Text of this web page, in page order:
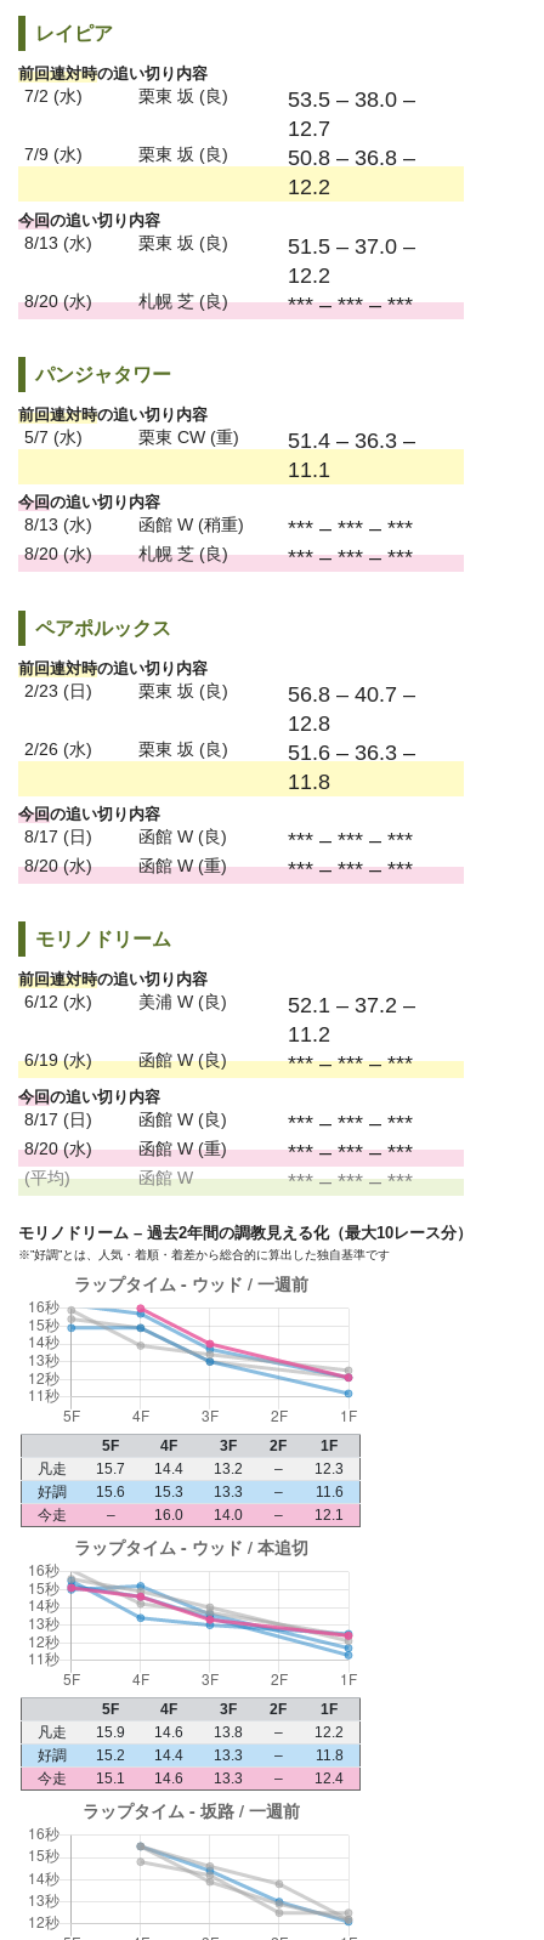
レイピア
前回連対時の追い切り内容
7/2 (水) 栗東 坂 (良)
53.5 – 38.0 –
12.7
7/9 (水) 栗東 坂 (良)
50.8 – 36.8 –
12.2
今回の追い切り内容
8/13 (水) 栗東 坂 (良)
51.5 – 37.0 –
12.2
8/20 (水) 札幌 芝 (良) *** – *** – ***
パンジャタワー
前回連対時の追い切り内容
5/7 (水) 栗東 CW (重)
51.4 – 36.3 –
11.1
今回の追い切り内容
8/13 (水) 函館 W (稍重) *** – *** – ***
8/20 (水) 札幌 芝 (良) *** – *** – ***
ペアポルックス
前回連対時の追い切り内容
2/23 (日) 栗東 坂 (良)
56.8 – 40.7 –
12.8
2/26 (水) 栗東 坂 (良)
51.6 – 36.3 –
11.8
今回の追い切り内容
8/17 (日) 函館 W (良) *** – *** – ***
8/20 (水) 函館 W (重) *** – *** – ***
モリノドリーム
前回連対時の追い切り内容
6/12 (水) 美浦 W (良)
52.1 – 37.2 –
11.2
6/19 (水) 函館 W (良) *** – *** – ***
今回の追い切り内容
8/17 (日) 函館 W (良) *** – *** – ***
8/20 (水) 函館 W (重) *** – *** – ***
(平均) 函館 W *** – *** – ***
モリノドリーム – 過去2年間の調教見える化（最大10レース分）
※”好調”とは、人気・着順・着差から総合的に算出した独自基準です
5F 4F 3F 2F
1F
凡走
15.7 14.4 13.2 –
12.3
好調
15.6 15.3 13.3 –
11.6
今走
– 16.0 14.0 – 12.1
5F 4F 3F 2F
1F
凡走
15.9 14.6 13.8 –
12.2
好調
15.2 14.4 13.3 –
11.8
今走
15.1 14.6 13.3 – 12.4